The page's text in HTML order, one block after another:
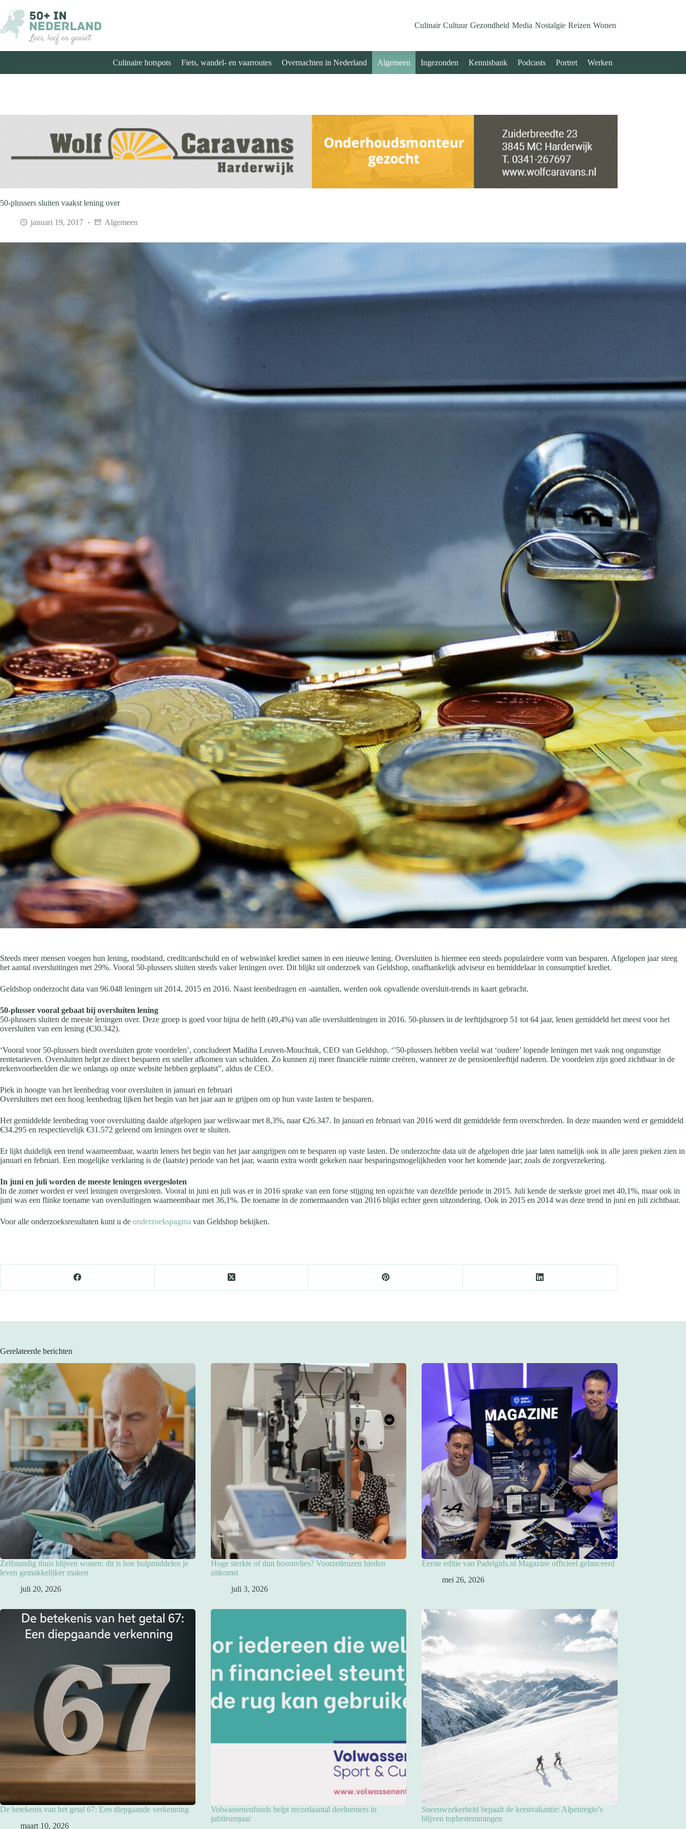
naar
de
inhoud
Culinair Cultuur Gezondheid Media Nostalgie Reizen Wonen
Culinaire hotspots Fiets, wandel- en vaarroutes Overnachten in Nederland Algemeen Ingezonden Kennisbank Podcasts Portret Werken
50-plussers sluiten vaakst lening over
januari 19, 2017 Algemeen
Steeds meer mensen voegen hun lening, roodstand, creditcardschuld en of webwinkel krediet samen in een nieuwe lening. Oversluiten is hiermee een steeds populairdere vorm van besparen. Afgelopen jaar steeg
het aantal oversluitingen met 29%. Vooral 50-plussers sluiten steeds vaker leningen over. Dit blijkt uit onderzoek van Geldshop, onafhankelijk adviseur en bemiddelaar in consumptief krediet.
Geldshop onderzocht data van 96.048 leningen uit 2014, 2015 en 2016. Naast leenbedragen en -aantallen, werden ook opvallende oversluit-trends in kaart gebracht.
50-plusser vooral gebaat bij oversluiten lening
50-plussers sluiten de meeste leningen over. Deze groep is goed voor bijna de helft (49,4%) van alle oversluitleningen in 2016. 50-plussers in de leeftijdsgroep 51 tot 64 jaar, lenen gemiddeld het meest voor het
oversluiten van een lening (€30.342).
‘Vooral voor 50-plussers biedt oversluiten grote voordelen’, concludeert Madiha Leuven-Mouchtak, CEO van Geldshop. ‘’50-plussers hebben veelal wat ‘oudere’ lopende leningen met vaak nog ongunstige
rentetarieven. Oversluiten helpt ze direct besparen en sneller afkomen van schulden. Zo kunnen zij meer financiële ruimte creëren, wanneer ze de pensioenleeftijd naderen. De voordelen zijn goed zichtbaar in de
rekenvoorbeelden die we onlangs op onze website hebben geplaatst”, aldus de CEO.
Piek in hoogte van het leenbedrag voor oversluiten in januari en februari
Oversluiters met een hoog leenbedrag lijken het begin van het jaar aan te grijpen om op hun vaste lasten te besparen.
Het gemiddelde leenbedrag voor oversluiting daalde afgelopen jaar weliswaar met 8,3%, naar €26.347. In januari en februari van 2016 werd dit gemiddelde ferm overschreden. In deze maanden werd er gemiddeld
€34.295 en respectievelijk €31.572 geleend om leningen over te sluiten.
Er lijkt duidelijk een trend waarneembaar, waarin leners het begin van het jaar aangrijpen om te besparen op vaste lasten. De onderzochte data uit de afgelopen drie jaar laten namelijk ook in alle jaren pieken zien in
januari en februari. Een mogelijke verklaring is de (laatste) periode van het jaar, waarin extra wordt gekeken naar besparingsmogelijkheden voor het komende jaar; zoals de zorgverzekering.
In juni en juli worden de meeste leningen overgesloten
In de zomer worden er veel leningen overgesloten. Vooral in juni en juli was er in 2016 sprake van een forse stijging ten opzichte van dezelfde periode in 2015. Juli kende de sterkste groei met 40,1%, maar ook in
juni was een flinke toename van oversluitingen waarneembaar met 36,1%. De toename in de zomermaanden van 2016 blijkt echter geen uitzondering. Ook in 2015 en 2014 was deze trend in juni en juli zichtbaar.
Voor alle onderzoeksresultaten kunt u de onderzoekspagina van Geldshop bekijken.
Gerelateerde berichten
Zelfstandig thuis blijven wonen: dit is hoe hulpmiddelen je
leven gemakkelijker maken
juli 20, 2026
Hoge sterkte of dun hoornvlies? Voorzetlenzen bieden
uitkomst
juli 3, 2026
Eerste editie van Padelgids.nl Magazine officieel gelanceerd
mei 26, 2026
De betekenis van het getal 67: Een diepgaande verkenning
maart 10, 2026
Volwassenenfonds helpt recordaantal deelnemers in
jubileumjaar
Sneeuwzekerheid bepaalt de kerstvakantie: Alpenregio’s
blijven topbestemmingen